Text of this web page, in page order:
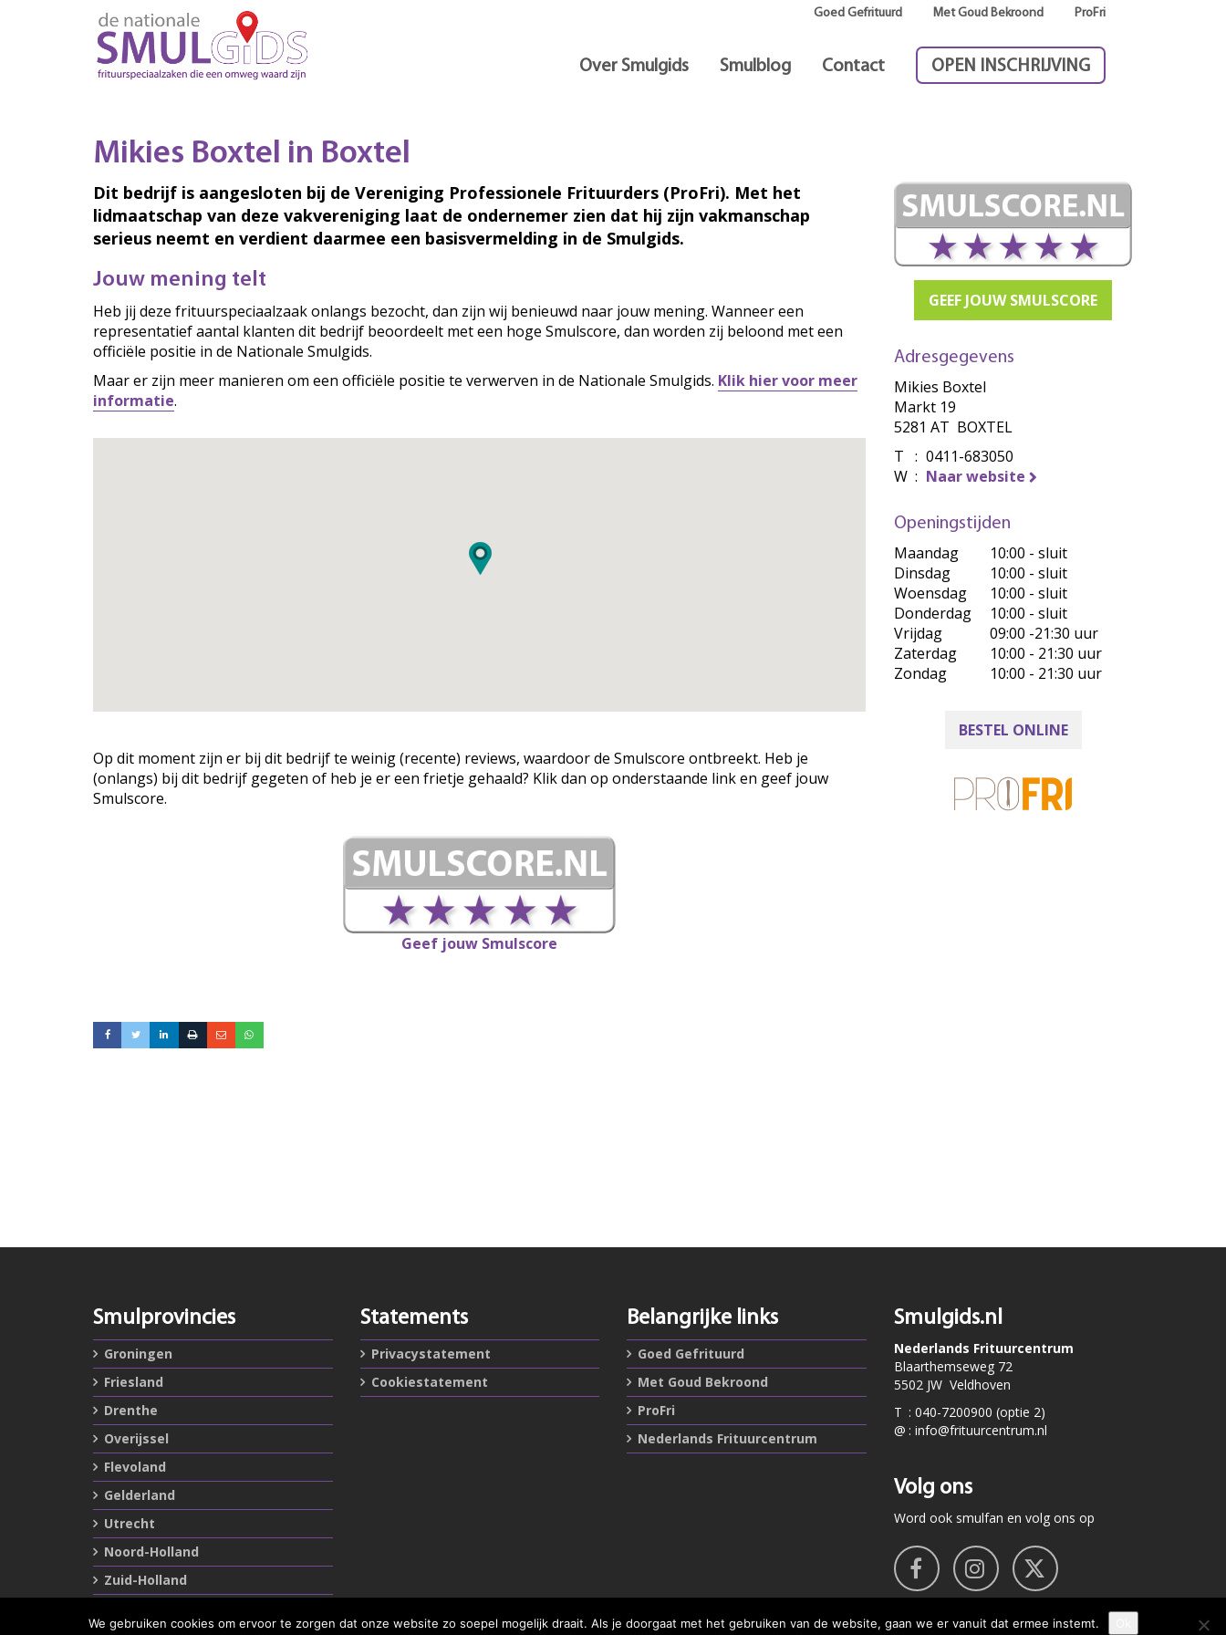
Goed Gefrituurd Met Goud Bekroond ProFri
Over Smulgids Smulblog Contact OPEN INSCHRIJVING
Mikies Boxtel in Boxtel
Dit bedrijf is aangesloten bij de Vereniging Professionele Frituurders (ProFri). Met het
lidmaatschap van deze vakvereniging laat de ondernemer zien dat hij zijn vakmanschap
serieus neemt en verdient daarmee een basisvermelding in de Smulgids.
Jouw mening telt
Heb jij deze frituurspeciaalzaak onlangs bezocht, dan zijn wij benieuwd naar jouw mening. Wanneer een
representatief aantal klanten dit bedrijf beoordeelt met een hoge Smulscore, dan worden zij beloond met een
officiële positie in de Nationale Smulgids.
Maar er zijn meer manieren om een officiële positie te verwerven in de Nationale Smulgids. Klik hier voor meer
informatie.
Op dit moment zijn er bij dit bedrijf te weinig (recente) reviews, waardoor de Smulscore ontbreekt. Heb je
(onlangs) bij dit bedrijf gegeten of heb je er een frietje gehaald? Klik dan op onderstaande link en geef jouw
Smulscore.
Geef jouw Smulscore
GEEF JOUW SMULSCORE
Adresgegevens
Mikies Boxtel
Markt 19
5281 AT BOXTEL
T : 0411-683050
W : Naar website
Openingstijden
Maandag
10:00 - sluit
Dinsdag
10:00 - sluit
Woensdag
10:00 - sluit
Donderdag
10:00 - sluit
Vrijdag
09:00 -21:30 uur
Zaterdag
10:00 - 21:30 uur
Zondag
10:00 - 21:30 uur
BESTEL ONLINE
Smulprovincies
Groningen
Friesland
Drenthe
Overijssel
Flevoland
Gelderland
Utrecht
Noord-Holland
Zuid-Holland
Statements
Privacystatement
Cookiestatement
Belangrijke links
Goed Gefrituurd
Met Goud Bekroond
ProFri
Nederlands Frituurcentrum
Smulgids.nl
Nederlands Frituurcentrum
Blaarthemseweg 72
5502 JW Veldhoven
T : 040-7200900 (optie 2)
@ : info@frituurcentrum.nl
Volg ons
Word ook smulfan en volg ons op
We gebruiken cookies om ervoor te zorgen dat onze website zo soepel mogelijk draait. Als je doorgaat met het gebruiken van de website, gaan we er vanuit dat ermee instemt.